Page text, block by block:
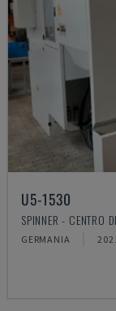
U5-1530
SPINNER - CENTRO
GERMANIA